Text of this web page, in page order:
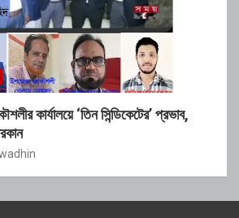
কার্যালয়ে ‘তিন সিন্ডিকেটের’ প্রভাব,